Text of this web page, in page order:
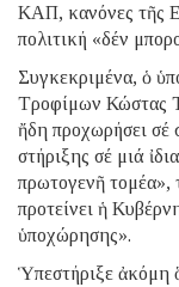
ΚΑΠ, κανόνες τῆς
πολιτική «δέν
Συγκεκριμένα, ὁ
Τροφίμων Κώστας
ἤδη προχωρήσει σέ
στήριξης σέ μιά
πρωτογενῆ τομέα»,
προτείνει ἡ
ὑποχώρησης».
Ὑπεστήριξε ἀκόμη